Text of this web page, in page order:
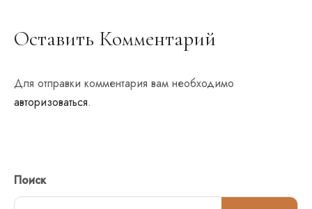
Оставить Комментарий
Для отправки комментария вам необходимо
авторизоваться.
Поиск